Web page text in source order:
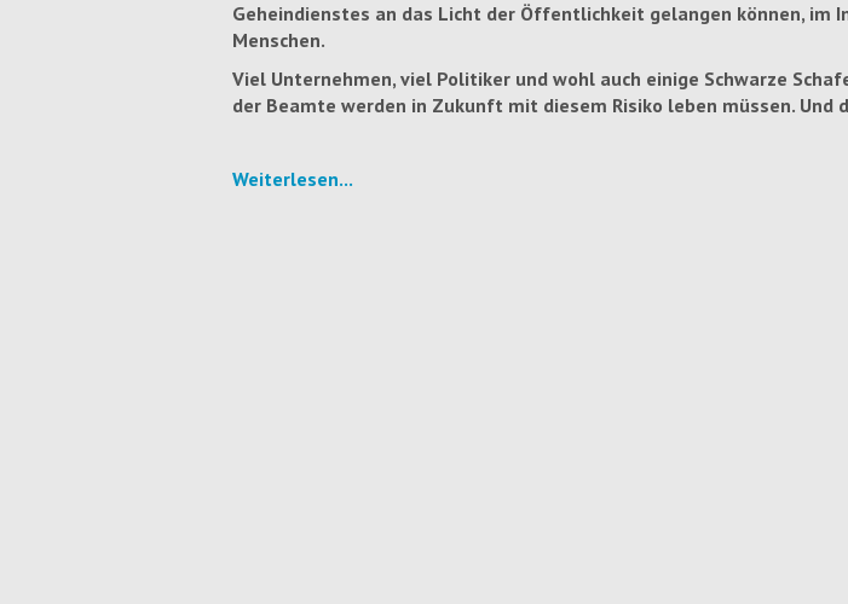
Geheindienstes an das Licht der Öffentlichkeit gelangen können, im
Menschen.
Viel Unternehmen, viel Politiker und wohl auch einige Schwarze
der Beamte werden in Zukunft mit diesem Risiko leben müssen. Und
Weiterlesen...